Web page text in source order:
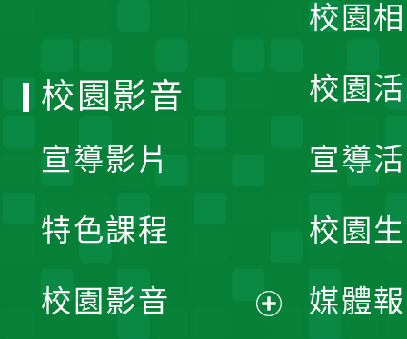
校園
校園
宣導
校園
媒體
校園影音
宣導影片
特色課程
校園影音